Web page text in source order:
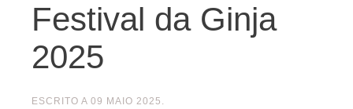
Festival da Ginja
2025
ESCRITO A 09 MAIO 2025 .